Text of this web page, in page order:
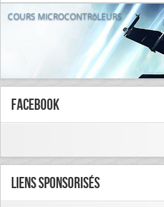
COURS MICROCONTRôLEURS
FaceBook
Liens Sponsorisés